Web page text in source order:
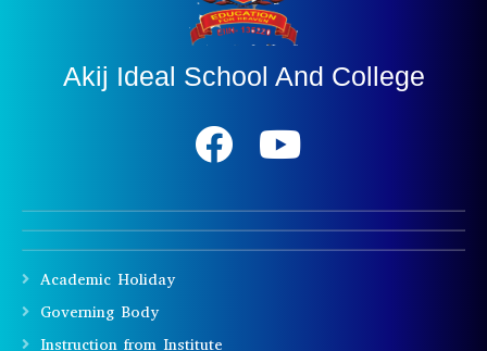
Akij Ideal School And College
Academic Holiday
Governing Body
Instruction from Institute